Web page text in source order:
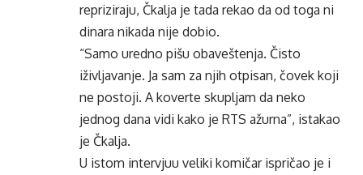
repriziraju, Čkalja je tada rekao da od toga ni
dinara nikada nije dobio.
“Samo uredno pišu obaveštenja. Čisto
iživljavanje. Ja sam za njih otpisan, čovek koji
ne postoji. A koverte skupljam da neko
jednog dana vidi kako je RTS ažurna”, istakao
je Čkalja.
U istom intervjuu veliki komičar ispričao je i